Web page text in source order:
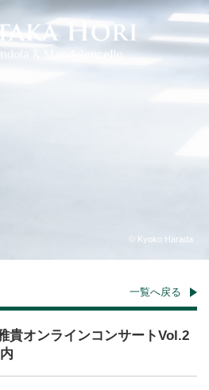
一覧へ戻る
貴オンラインコンサートVol.2